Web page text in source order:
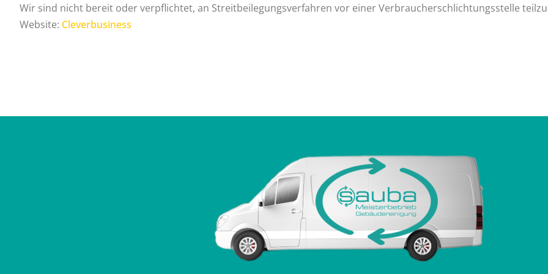
Wir sind nicht bereit oder verpflichtet, an Streitbeilegungsverfahren vor einer Verbraucherschlichtungsstelle
Website: Cleverbusiness